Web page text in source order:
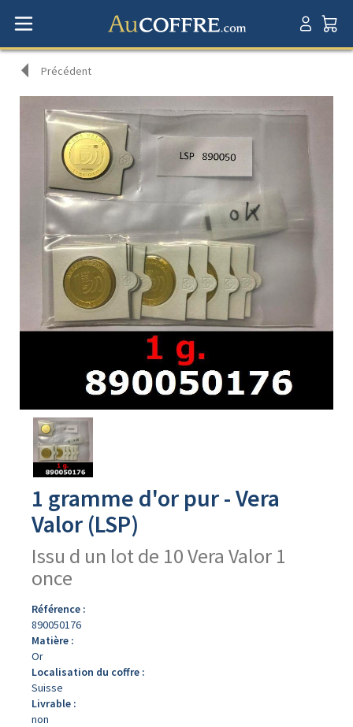
Précédent
Avers
produit
1 gramme d'or pur - Vera
Valor (LSP)
Issu d un lot de 10 Vera Valor 1
once
Référence :
890050176
Matière :
Or
Localisation du coffre :
Suisse
Livrable :
non